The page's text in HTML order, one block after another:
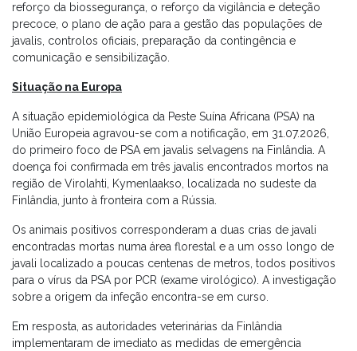
reforço da biossegurança, o reforço da vigilância e deteção
precoce, o plano de ação para a gestão das populações de
javalis, controlos oficiais, preparação da contingência e
comunicação e sensibilização.
Situação na Europa
A situação epidemiológica da Peste Suína Africana (PSA) na
União Europeia agravou-se com a notificação, em 31.07.2026,
do primeiro foco de PSA em javalis selvagens na Finlândia. A
doença foi confirmada em três javalis encontrados mortos na
região de Virolahti, Kymenlaakso, localizada no sudeste da
Finlândia, junto à fronteira com a Rússia.
Os animais positivos corresponderam a duas crias de javali
encontradas mortas numa área florestal e a um osso longo de
javali localizado a poucas centenas de metros, todos positivos
para o vírus da PSA por PCR (exame virológico). A investigação
sobre a origem da infeção encontra-se em curso.
Em resposta, as autoridades veterinárias da Finlândia
implementaram de imediato as medidas de emergência